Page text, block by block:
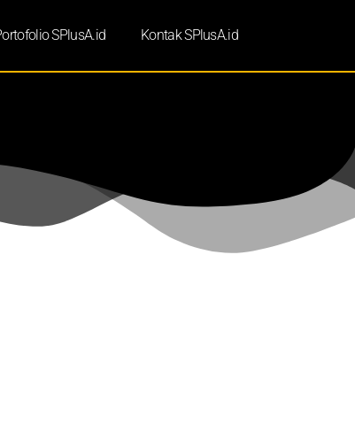
SPlusA.id Kontak SPlusA.id